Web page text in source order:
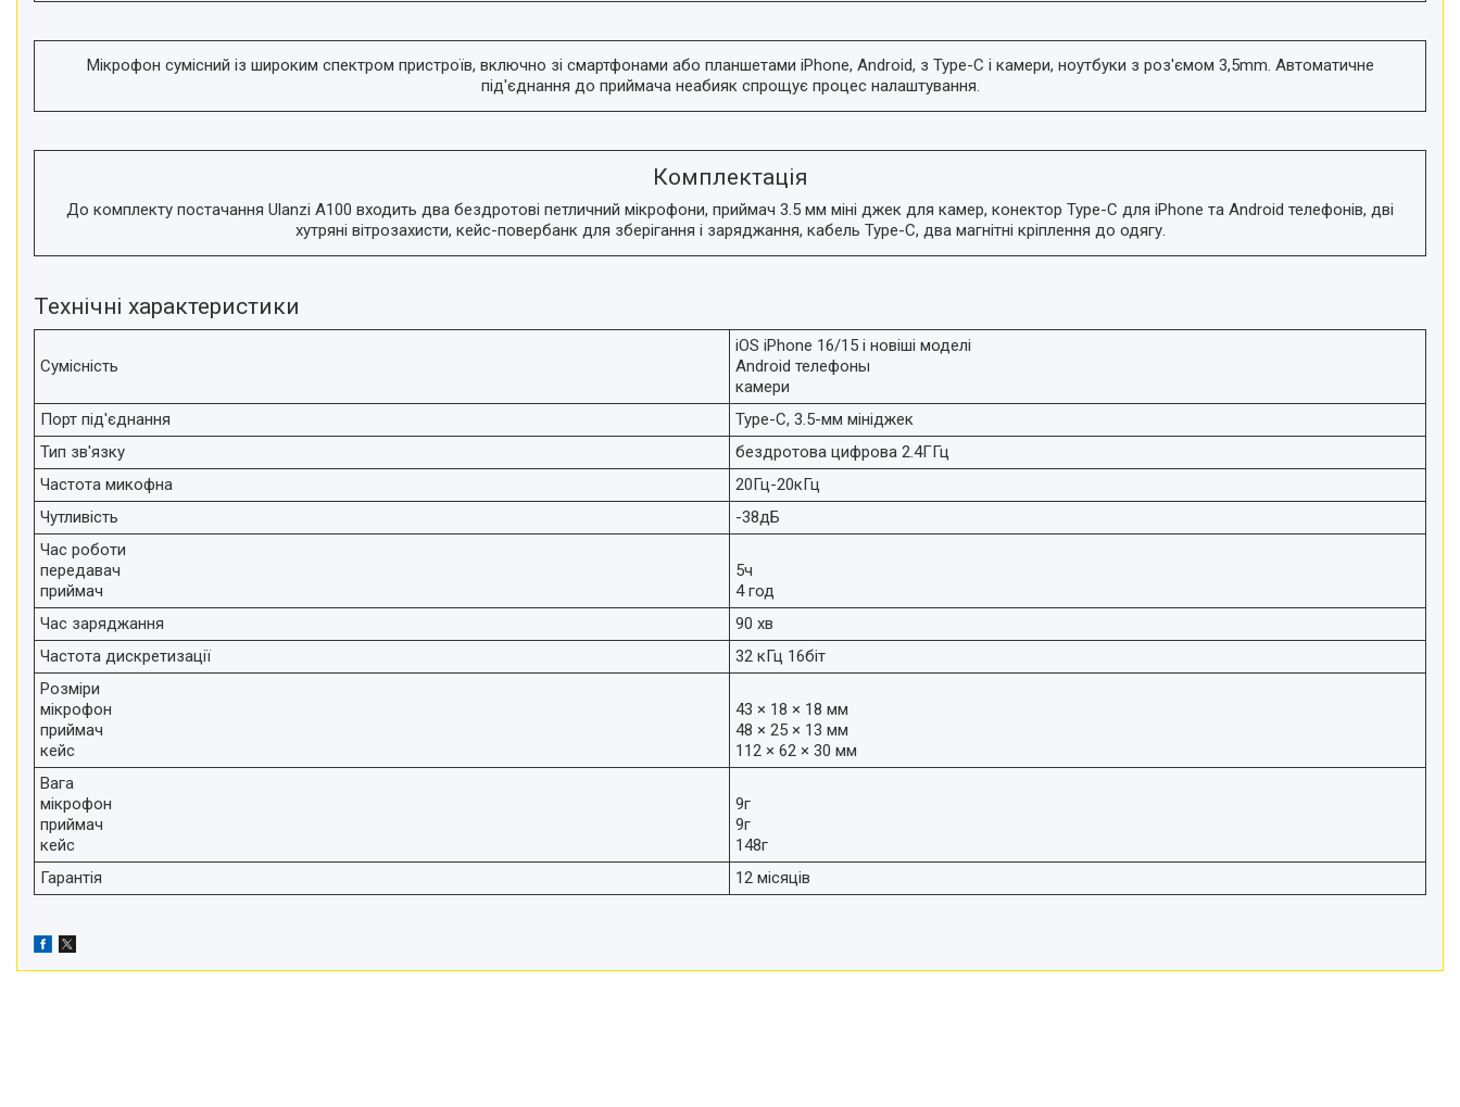
Мікрофон сумісний із широким спектром пристроїв, включно зі смартфонами або планшетами iPhone, Android, з Type-C і камери, ноутбуки з роз'ємом 3,5mm. Автоматичне
під'єднання до приймача неабияк спрощує процес налаштування.
Комплектація
До комплекту постачання Ulanzi A100 входить два бездротові петличний мікрофони, приймач 3.5 мм міні джек для камер, конектор Type-C для iPhone та Android телефонів, дві
хутряні вітрозахисти, кейс-повербанк для зберігання і заряджання, кабель Type-C, два магнітні кріплення до одягу.
Технічні характеристики
Сумісність
iOS iPhone 16/15 і новіші моделі
Android телефоны
камери
Порт під'єднання
Type-C, 3.5-мм мініджек
Тип зв'язку
бездротова цифрова 2.4ГГц
Частота микофна
20Гц-20кГц
Чутливість
-38дБ
Час роботи
передавач
приймач
5ч
4 год
Час заряджання
90 хв
Частота дискретизації
32 кГц 16біт
Розміри
мікрофон
приймач
кейс
43 × 18 × 18 мм
48 × 25 × 13 мм
112 × 62 × 30 мм
Вага
мікрофон
приймач
кейс
9г
9г
148г
Гарантія
12 місяців